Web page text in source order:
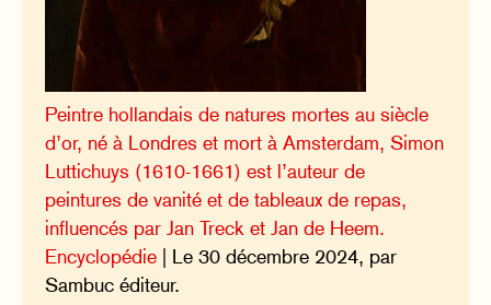
Peintre hollandais de natures mortes au siècle
d’or, né à Londres et mort à Amsterdam, Simon
Luttichuys (1610-1661) est l’auteur de
peintures de vanité et de tableaux de repas,
influencés par Jan Treck et Jan de Heem.
Encyclopédie | Le 30 décembre 2024, par
Sambuc éditeur.